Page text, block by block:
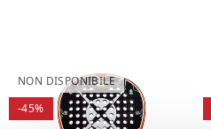
NON DISPONIBILE
-45%